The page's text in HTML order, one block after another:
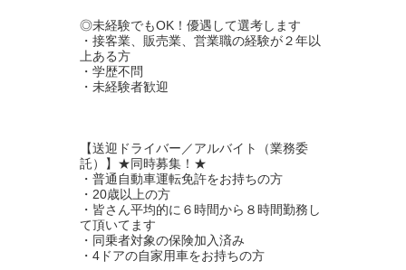
◎未経験でもOK！優遇して選考します
・接客業、販売業、営業職の経験が２年以
上ある方
・学歴不問
・未経験者歓迎
【送迎ドライバー／アルバイト（業務委
託）】★同時募集！★
・普通自動車運転免許をお持ちの方
・20歳以上の方
・皆さん平均的に６時間から８時間勤務し
て頂いてます
・同乗者対象の保険加入済み
・4ドアの自家用車をお持ちの方